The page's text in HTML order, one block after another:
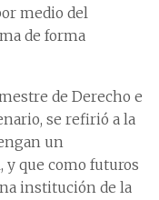
medio del
de forma
de Derecho e
se refirió a la
un
y que como futuros
institución de la